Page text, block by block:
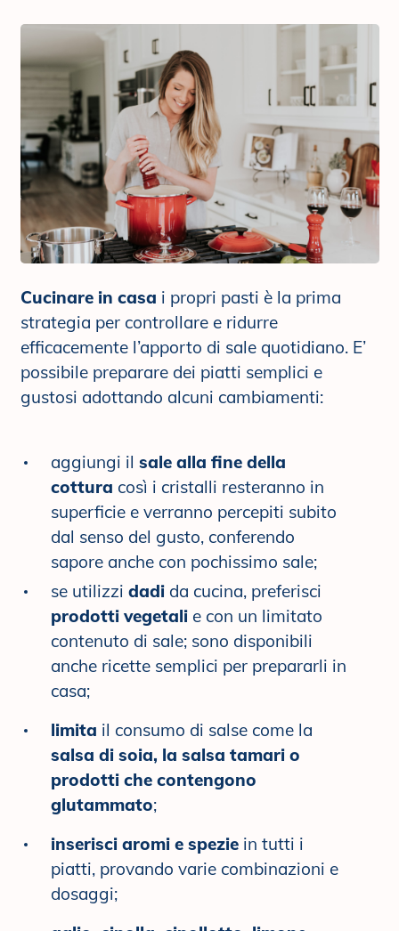
Cucinare in casa i propri pasti è la prima
strategia per controllare e ridurre
efficacemente l’apporto di sale quotidiano. E’
possibile preparare dei piatti semplici e
gustosi adottando alcuni cambiamenti:
aggiungi il sale alla fine della
cottura così i cristalli resteranno in
superficie e verranno percepiti subito
dal senso del gusto, conferendo
sapore anche con pochissimo sale;
se utilizzi dadida cucina, preferisci
prodotti vegetalie con un limitato
contenuto di sale; sono disponibili
anche ricette semplici per prepararli in
casa;
limita il consumo di salse come la
salsa di soia, la salsa tamari o
prodotti che contengono
glutammato;
inserisci aromi e speziein tutti i
piatti, provando varie combinazioni e
dosaggi;